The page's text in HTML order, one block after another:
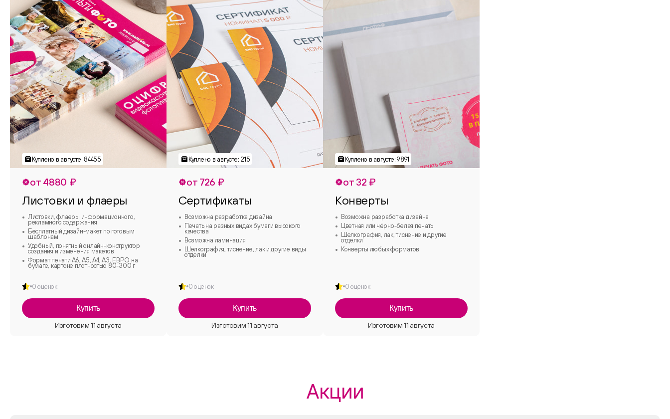
от 4880 ₽
Листовки и флаеры
Листовки, флаеры информационного,
рекламного содержания
Бесплатный дизайн-макет по готовым
шаблонам
Удобный, понятный онлайн-конструктор
создания и изменения макетов
Формат печати А6, А5, А4, А3, ЕВРО на
бумаге, картоне плотностью 80-300 г
0 оценок
Купить
от 726 ₽
Сертификаты
Возможна разработка дизайна
Печать на разных видах бумаги высокого
качества
Возможна ламинация
Шелкография, тиснение, лак и другие виды
отделки
0 оценок
Купить
от 32 ₽
Конверты
Возможна разработка дизайна
Цветная или чёрно-белая печать
Шелкография, лак, тиснение и другие
отделки
Конверты любых форматов
0 оценок
Купить
Акции